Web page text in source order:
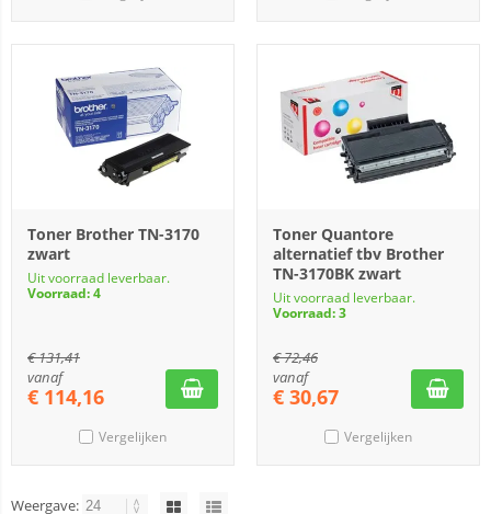
Toner Brother TN-3170
zwart
Uit voorraad leverbaar.
Voorraad: 4
€131,41
vanaf
€ 114,16
Vergelijken
Toner Quantore
alternatief tbv Brother
TN-3170BK zwart
Uit voorraad leverbaar.
Voorraad: 3
€72,46
vanaf
€ 30,67
Vergelijken
Weergave: